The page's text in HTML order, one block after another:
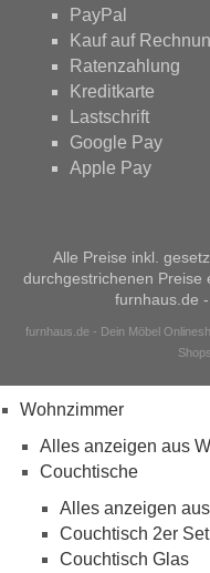
PayPal
Kauf auf
Ratenzahlung
Kreditkarte
Lastschrift
Google Pay
Apple Pay
Alle Preise inkl.
durchgestrichenen Preise
furnhaus.de
furnhaus.de - Dein Möbel
Wohnzimmer
Alles anzeigen aus
Couchtische
Alles anzeigen
Couchtisch 2er Set
Couchtisch Glas